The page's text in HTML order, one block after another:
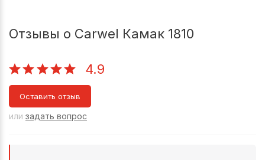
Отзывы о Carwel Камак 1810
4.9
Оставить отзыв
или задать вопрос